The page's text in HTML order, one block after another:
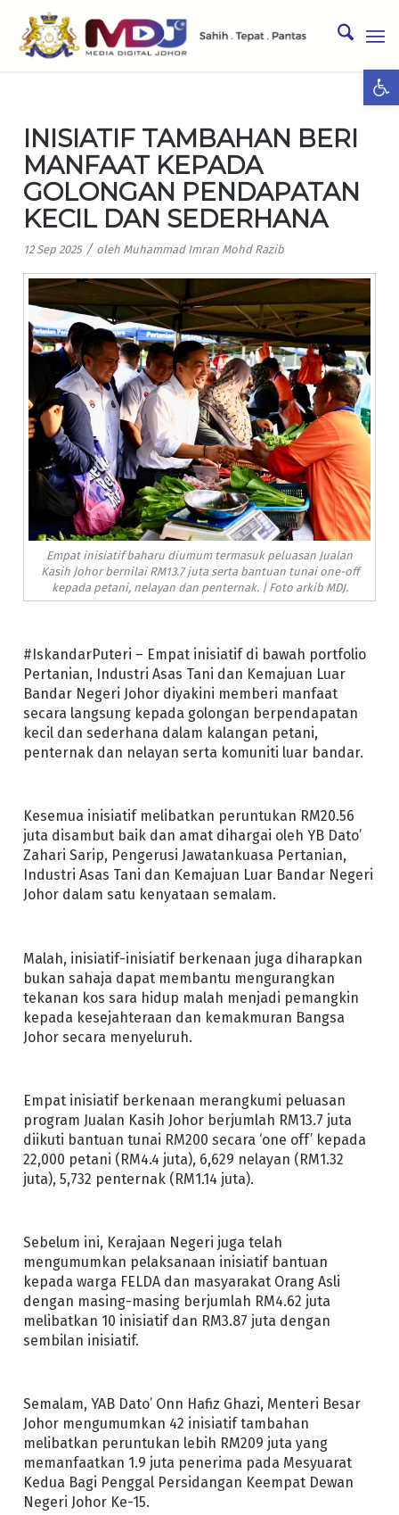
INISIATIF TAMBAHAN BERI
MANFAAT KEPADA
GOLONGAN PENDAPATAN
KECIL DAN SEDERHANA
12 Sep 2025 / oleh Muhammad Imran Mohd Razib
Empat inisiatif baharu diumum termasuk peluasan Jualan
Kasih Johor bernilai RM13.7 juta serta bantuan tunai one-off
kepada petani, nelayan dan penternak. | Foto arkib MDJ.
#IskandarPuteri – Empat inisiatif di bawah portfolio
Pertanian, Industri Asas Tani dan Kemajuan Luar
Bandar Negeri Johor diyakini memberi manfaat
secara langsung kepada golongan berpendapatan
kecil dan sederhana dalam kalangan petani,
penternak dan nelayan serta komuniti luar bandar.
Kesemua inisiatif melibatkan peruntukan RM20.56
juta disambut baik dan amat dihargai oleh YB Dato’
Zahari Sarip, Pengerusi Jawatankuasa Pertanian,
Industri Asas Tani dan Kemajuan Luar Bandar Negeri
Johor dalam satu kenyataan semalam.
Malah, inisiatif-inisiatif berkenaan juga diharapkan
bukan sahaja dapat membantu mengurangkan
tekanan kos sara hidup malah menjadi pemangkin
kepada kesejahteraan dan kemakmuran Bangsa
Johor secara menyeluruh.
Empat inisiatif berkenaan merangkumi peluasan
program Jualan Kasih Johor berjumlah RM13.7 juta
diikuti bantuan tunai RM200 secara ‘one off’ kepada
22,000 petani (RM4.4 juta), 6,629 nelayan (RM1.32
juta), 5,732 penternak (RM1.14 juta).
Sebelum ini, Kerajaan Negeri juga telah
mengumumkan pelaksanaan inisiatif bantuan
kepada warga FELDA dan masyarakat Orang Asli
dengan masing-masing berjumlah RM4.62 juta
melibatkan 10 inisiatif dan RM3.87 juta dengan
sembilan inisiatif.
Semalam, YAB Dato’ Onn Hafiz Ghazi, Menteri Besar
Johor mengumumkan 42 inisiatif tambahan
melibatkan peruntukan lebih RM209 juta yang
memanfaatkan 1.9 juta penerima pada Mesyuarat
Kedua Bagi Penggal Persidangan Keempat Dewan
Negeri Johor Ke-15.